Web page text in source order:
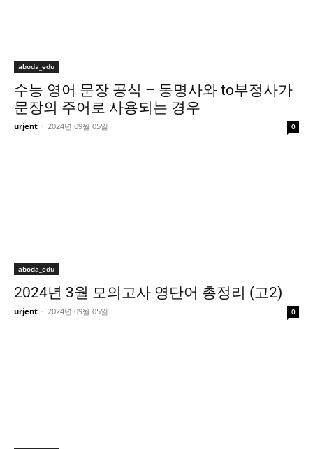
aboda_edu
수능 영어 문장 공식 – 동명사와 to부정사가
문장의 주어로 사용되는 경우
urjent - 2024년 09월 05일 0
aboda_edu
2024년 3월 모의고사 영단어 총정리 (고2)
urjent - 2024년 09월 05일 0